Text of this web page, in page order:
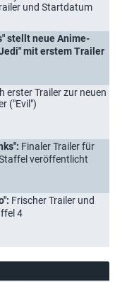
und Startdatum
stellt neue Anime-
mit erstem Trailer
erster Trailer zur neuen
("Evil")
Finaler Trailer für
veröffentlicht
Frischer Trailer und
4